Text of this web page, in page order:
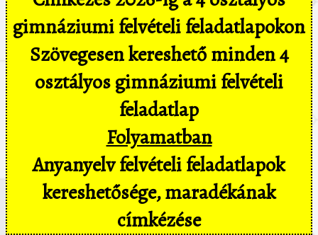
gimnáziumi felvételi feladatlapokon
Szövegesen kereshető minden 4
osztályos gimnáziumi felvételi
feladatlap
Folyamatban
Anyanyelv felvételi feladatlapok
kereshetősége, maradékának
címkézése